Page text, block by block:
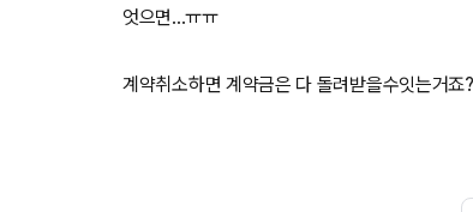
엇으면...ㅠㅠ
계약취소하면 계약금은 다 돌려받을수잇는거죠?